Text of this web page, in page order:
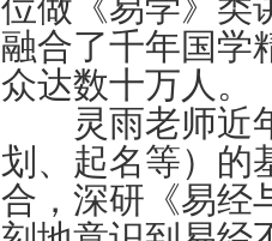
位做《易学》类
融合了千年国学
众达数十万人。
灵雨老师近年
划、起名等）的
合，深研《易经